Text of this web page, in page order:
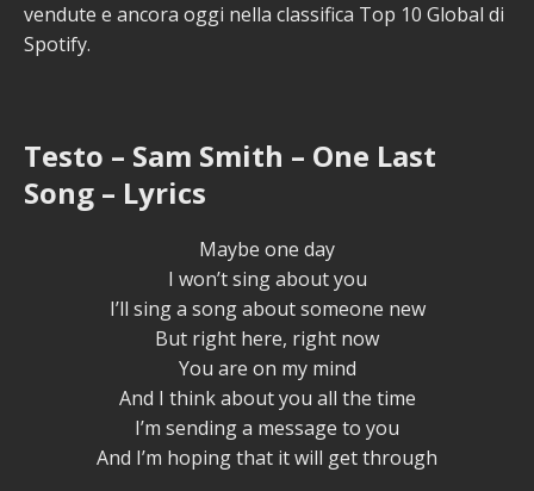
vendute e ancora oggi nella classifica Top 10 Global di
Spotify.
Testo – Sam Smith – One Last
Song – Lyrics
Maybe one day
I won’t sing about you
I’ll sing a song about someone new
But right here, right now
You are on my mind
And I think about you all the time
I’m sending a message to you
And I’m hoping that it will get through